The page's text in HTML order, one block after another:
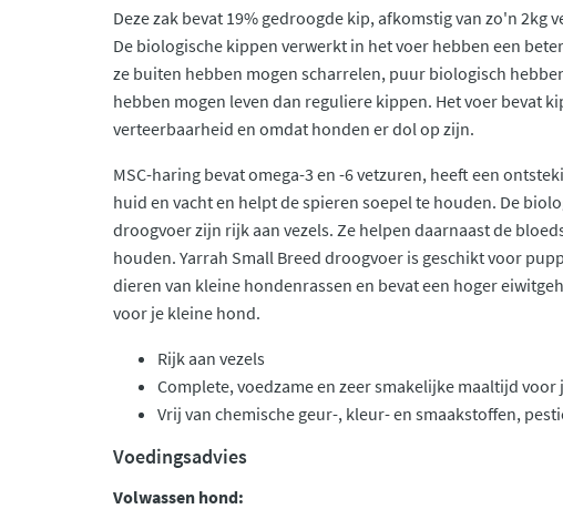
Deze zak bevat 19% gedroogde kip, afkomstig van zo'n 2kg
De biologische kippen verwerkt in het voer hebben een
ze buiten hebben mogen scharrelen, puur biologisch
hebben mogen leven dan reguliere kippen. Het voer bevat
verteerbaarheid en omdat honden er dol op zijn.
MSC-haring bevat omega-3 en -6 vetzuren, heeft een
huid en vacht en helpt de spieren soepel te houden. De
droogvoer zijn rijk aan vezels. Ze helpen daarnaast de
houden. Yarrah Small Breed droogvoer is geschikt voor
dieren van kleine hondenrassen en bevat een hoger
voor je kleine hond.
Rijk aan vezels
Complete, voedzame en zeer smakelijke maaltijd voor
Vrij van chemische geur-, kleur- en smaakstoffen,
Voedingsadvies
Volwassen hond: